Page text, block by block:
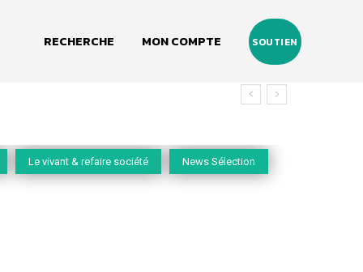
RECHERCHE MON COMPTE SOUTIEN
Le vivant & refaire société News Sélection